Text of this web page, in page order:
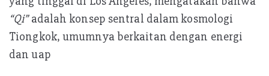
“Qi”adalah konsep sentral dalam kosmologi
Tiongkok, umumnya berkaitan dengan energi
dan uap